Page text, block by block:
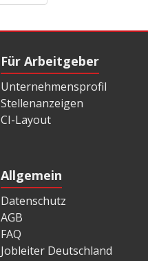
Für Arbeitgeber
Unternehmensprofil
Stellenanzeigen
CI-Layout
Allgemein
Datenschutz
AGB
FAQ
Jobleiter Deutschland